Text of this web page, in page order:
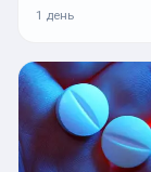
1 день